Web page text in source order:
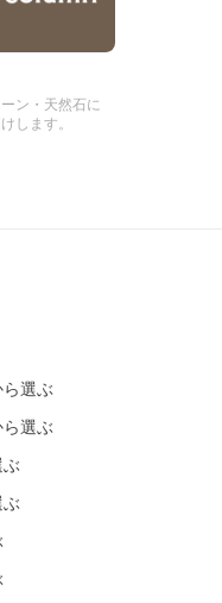
ン・天然石に
します。
ら選ぶ
選ぶ
ぶ
ぶ